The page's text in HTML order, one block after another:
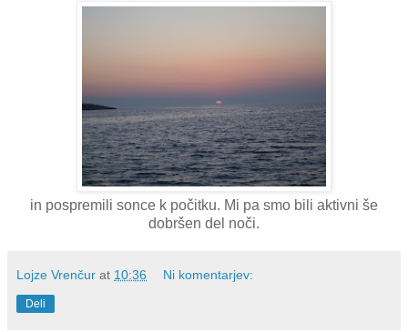
in pospremili sonce k počitku. Mi pa smo bili aktivni še
dobršen del noči.
Lojze Vrenčur at 10:36 Ni komentarjev:
Deli